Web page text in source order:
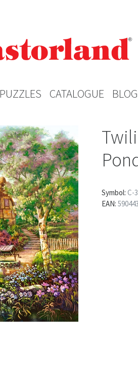
PUZZLES CATALOGUE BLOG
Symbol: C-
EAN: